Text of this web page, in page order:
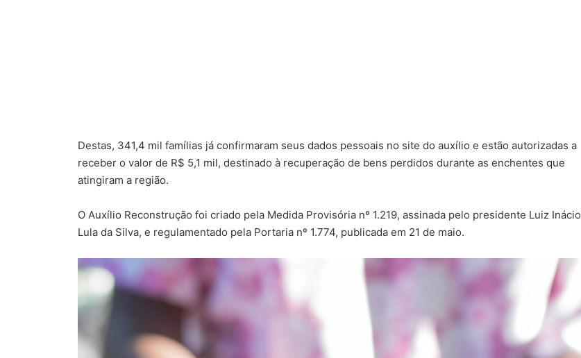
Destas, 341,4 mil famílias já confirmaram seus dados pessoais no site do auxílio e estão autorizadas a
receber o valor de R$ 5,1 mil, destinado à recuperação de bens perdidos durante as enchentes que
atingiram a região.
O Auxílio Reconstrução foi criado pela Medida Provisória nº 1.219, assinada pelo presidente Luiz Inácio
Lula da Silva, e regulamentado pela Portaria nº 1.774, publicada em 21 de maio.